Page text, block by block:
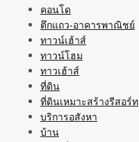
คอนโด
ตึกแถว-อาคารพาณิชย์
ทาวน์เฮ้าส์
ทาวน์โฮม
ทาวเฮ้าส์
ที่ดิน
ที่ดินเหมาะสร้างรีสอร์ท
บริการอสังหา
บ้าน